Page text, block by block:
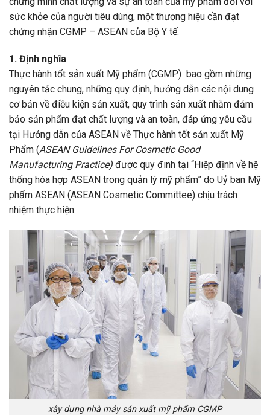
sức khỏe của người tiêu dùng, một thương hiệu cần đạt
chứng nhận CGMP – ASEAN của Bộ Y tế.
1. Định nghĩa
Thực hành tốt sản xuất Mỹ phẩm (CGMP) bao gồm những
nguyên tắc chung, những quy định, hướng dẫn các nội dung
cơ bản về điều kiện sản xuất, quy trình sản xuất nhằm đảm
bảo sản phẩm đạt chất lượng và an toàn, đáp ứng yêu cầu
tại Hướng dẫn của ASEAN về Thực hành tốt sản xuất Mỹ
Phẩm (ASEAN Guidelines For Cosmetic Good
Manufacturing Practice) được quy đinh tại “Hiệp định về hệ
thống hòa hợp ASEAN trong quản lý mỹ phẩm” do Uỷ ban Mỹ
phẩm ASEAN (ASEAN Cosmetic Committee) chịu trách
nhiệm thực hiện.
xây dựng nhà máy sản xuất mỹ phẩm CGMP